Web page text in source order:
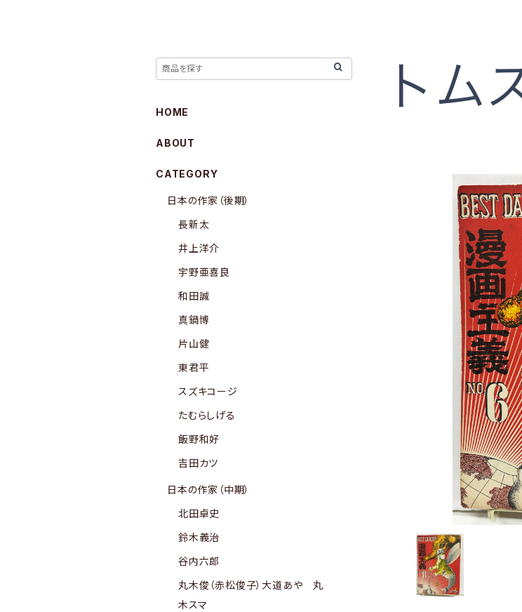
HOME
ABOUT
CATEGORY
日本の作家（後期）
長新太
井上洋介
宇野亜喜良
和田誠
真鍋博
片山健
東君平
スズキコージ
たむらしげる
飯野和好
吉田カツ
日本の作家（中期）
北田卓史
鈴木義治
谷内六郎
丸木俊（赤松俊子）大道あや 丸
木スマ